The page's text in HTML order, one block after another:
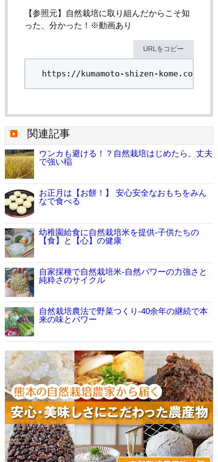
【参照元】自然栽培に取り組んだからこそ知
った、分かった！※動画あり
URLをコピー
https://kumamoto-shizen-kome.com/
関連記事
ウンカも避ける！？自然栽培はじめたら、丈夫
で強い稲
お正月は【お餅！】 安心安全なおもちをみん
なで食べる
幼稚園給食に自然栽培米を提供-子供たちの
【食】と【心】の健康
自家採種で自然栽培米-自然パワーの力強さと
純粋さのサイクル
自然栽培農法で野菜つくり-40余年の継続で本
来の味とパワー